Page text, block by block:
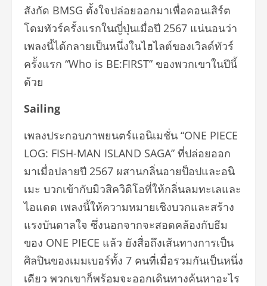
สังกัด BMSG ตั้งใจปล่อยออกมาเพื่อคอนเสิร์ต
โดมทัวร์ครั้งแรกในญี่ปุ่นเมื่อปี 2567 แน่นอนว่า
เพลงนี้ได้กลายเป็นหนึ่งในไฮไลต์ของเวิลด์ทัวร์
ครั้งแรก “Who is BE:FIRST” ของพวกเขาในปีนี้
ด้วย
Sailing
เพลงประกอบภาพยนตร์แอนิเมชั่น “ONE PIECE
LOG: FISH-MAN ISLAND SAGA” ที่ปล่อยออก
มาเมื่อปลายปี 2567 ผสานกลิ่นอายป็อปและอนิ
เมะ บวกเข้ากับมิวสิควิดิโอที่ให้กลิ่นลมทะเลและ
ไอแดด เพลงนี้ให้ความหมายเชิงบวกและสร้าง
แรงบันดาลใจ ซึ่งนอกจากจะสอดคล้องกับธีม
ของ ONE PIECE แล้ว ยังสื่อถึงเส้นทางการเป็น
ศิลปินของเมมเบอร์ทั้ง 7 คนที่เมื่อรวมกันเป็นหนึ่ง
เดียว พวกเขาก็พร้อมจะออกเดินทางค้นหาอะไร